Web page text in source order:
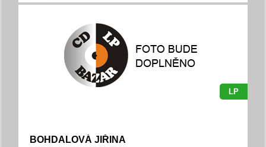
LP
BOHDALOVÁ JIŘINA